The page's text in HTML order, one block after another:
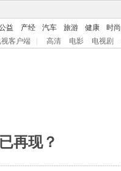
益 产经 汽车 旅游 健康 时尚
视客户端 高清 电影 电视剧
再现？